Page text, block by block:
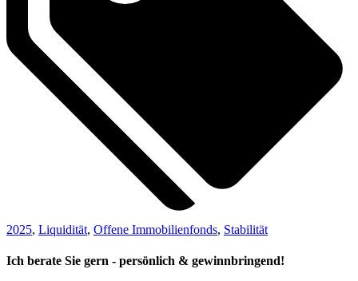
2025, Liquidität, Offene Immobilienfonds, Stabilität
Ich berate Sie gern - persönlich & gewinnbringend!